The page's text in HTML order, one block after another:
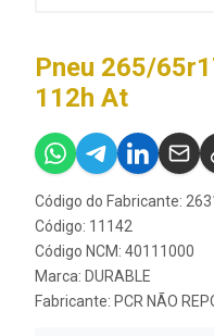
Pneu 265/
112h At
Código do Fabricante:
Código: 11142
Código NCM: 40111000
Marca: DURABLE
Fabricante: PCR NÃO